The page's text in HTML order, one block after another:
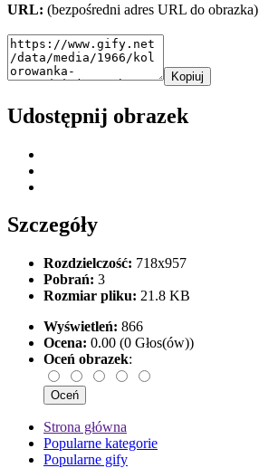
URL: (bezpośredni adres URL do obrazka)
Kopiuj
Udostępnij obrazek
Szczegóły
Rozdzielczość: 718x957
Pobrań: 3
Rozmiar pliku: 21.8 KB
Wyświetleń: 866
Ocena: 0.00 (0 Głos(ów))
Oceń obrazek:
Strona główna
Popularne kategorie
Popularne gify